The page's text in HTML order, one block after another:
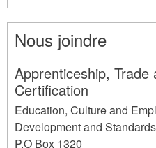
Nous joindre
Apprenticeship, Trade
Certification
Education, Culture and
Development and Standards
P.O Box 1320